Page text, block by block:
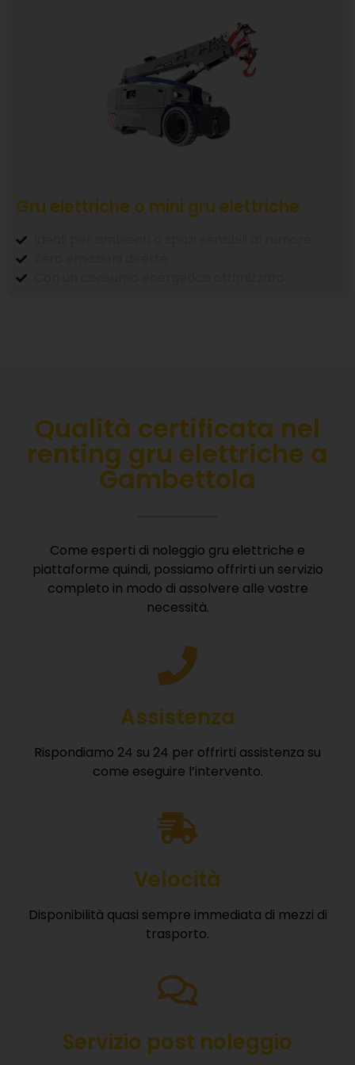
Gru elettriche o mini gru elettriche
Qualità certificata nel
renting gru elettriche a
Gambettola
Come esperti di noleggio gru elettriche e
piattaforme quindi, possiamo offrirti un servizio
completo in modo di assolvere alle vostre
necessità.
Assistenza
Rispondiamo 24 su 24 per offrirti assistenza su
come eseguire l’intervento.
Velocità
Disponibilità quasi sempre immediata di mezzi di
trasporto.
Servizio post noleggio